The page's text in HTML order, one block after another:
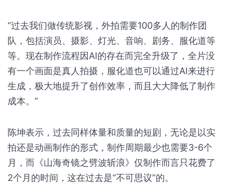
“过去我们做传统影视，外拍需要100多人的制作团
队，包括演员、摄影、灯光、音响、剧务、服化道等
等。现在制作流程因AI的存在而完全升级了，全片没
有一个画面是真人拍摄，服化道也可以通过AI来进行
生成，极大地提升了创作效率，而且大大降低了制作
成本。”
陈坤表示，过去同样体量和质量的短剧，无论是以实
拍还是动画制作的形式，制作周期最少也需要3-6个
月，而《山海奇镜之劈波斩浪》仅制作而言只花费了
2个月的时间，这在过去是“不可思议”的。